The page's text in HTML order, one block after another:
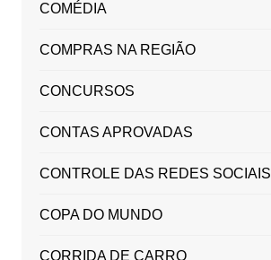
COMÉDIA
COMPRAS NA REGIÃO
CONCURSOS
CONTAS APROVADAS
CONTROLE DAS REDES SOCIAIS
COPA DO MUNDO
CORRIDA DE CARRO